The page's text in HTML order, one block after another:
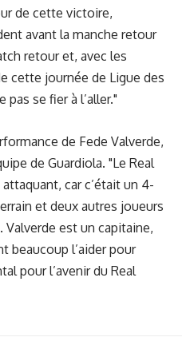
de cette victoire,
avant la manche retour
retour et, avec les
cette journée de Ligue des
se fier à l’aller."
de Fede Valverde,
de Guardiola. "Le Real
car c’était un 4-
et deux autres joueurs
est un capitaine,
beaucoup l’aider pour
pour l’avenir du Real